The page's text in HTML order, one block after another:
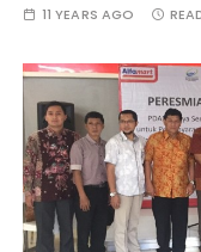
11 YEARS AGO